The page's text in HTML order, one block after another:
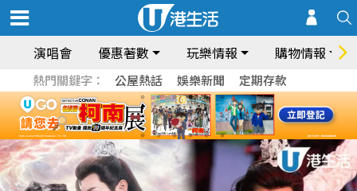
演唱會 優惠著數 玩樂情報 購物情報
熱門關鍵字： 公屋熱話 娛樂新聞 定期存款